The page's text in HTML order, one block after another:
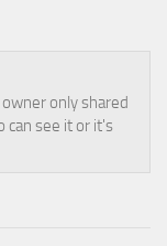
only shared
can see it or it's